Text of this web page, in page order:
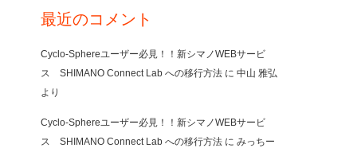
最近のコメント
Cyclo-Sphereユーザー必見！！新シマノWEBサービ
ス SHIMANO Connect Lab への移行方法 に 中山 雅弘
より
Cyclo-Sphereユーザー必見！！新シマノWEBサービ
ス SHIMANO Connect Lab への移行方法 に みっちー